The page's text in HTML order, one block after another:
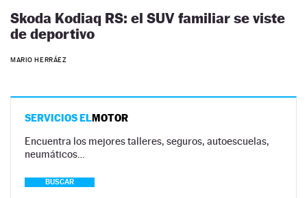
Skoda Kodiaq RS: el SUV familiar se viste
de deportivo
MARIO HERRÁEZ
SERVICIOS ELMOTOR
Encuentra los mejores talleres, seguros, autoescuelas,
neumáticos…
BUSCAR